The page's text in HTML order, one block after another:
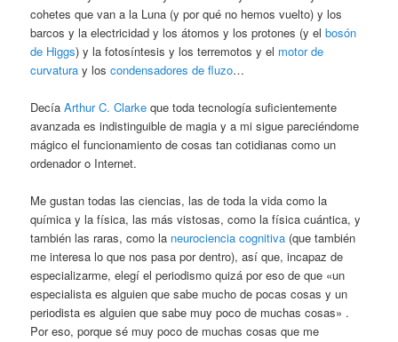
cohetes que van a la Luna (y por qué no hemos vuelto) y los
barcos y la electricidad y los átomos y los protones (y elbosón
de Higgs) y la fotosíntesis y los terremotos y el motor de
curvatura y loscondensadores de fluzo…
DecíaArthur C. Clarke que toda tecnología suficientemente
avanzada es indistinguible de magia y a mi sigue pareciéndome
mágico el funcionamiento de cosas tan cotidianas como un
ordenador o Internet.
Me gustan todas las ciencias, las de toda la vida como la
química y la física, las más vistosas, como la física cuántica, y
también las raras, como la neurociencia cognitiva (que también
me interesa lo que nos pasa por dentro), así que, incapaz de
especializarme, elegí el periodismo quizá por eso de que «un
especialista es alguien que sabe mucho de pocas cosas y un
periodista es alguien que sabe muy poco de muchas cosas» .
Por eso, porque sé muy poco de muchas cosas que me